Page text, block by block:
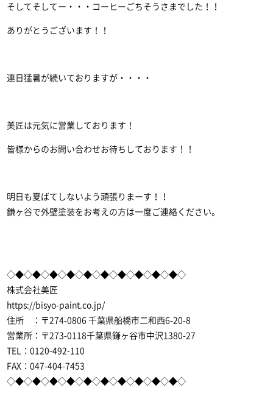
そしてそしてー・・・コーヒーごちそうさまでした！！
ありがとうございます！！
連日猛暑が続いておりますが・・・・
美匠は元気に営業しております！
皆様からのお問い合わせお待ちしております！！
明日も夏ばてしないよう頑張りまーす！！
鎌ヶ谷で外壁塗装をお考えの方は一度ご連絡ください。
◇◆◇◆◇◆◇◆◇◆◇◆◇◆◇◆◇◆◇◆◇
株式会社美匠
https://bisyo-paint.co.jp/
住所 ：〒274-0806 千葉県船橋市二和西6-20-8
営業所：〒273-0118千葉県鎌ヶ谷市中沢1380-27
TEL：0120-492-110
FAX：047-404-7453
◇◆◇◆◇◆◇◆◇◆◇◆◇◆◇◆◇◆◇◆◇